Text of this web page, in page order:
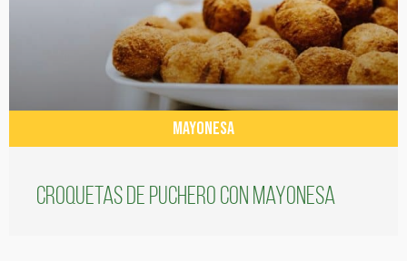
MAYONESA
Croquetas de puchero con Mayonesa